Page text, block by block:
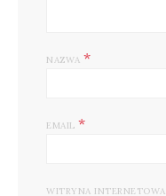
NAZWA *
EMAIL *
WITRYNA INTERNETOWA